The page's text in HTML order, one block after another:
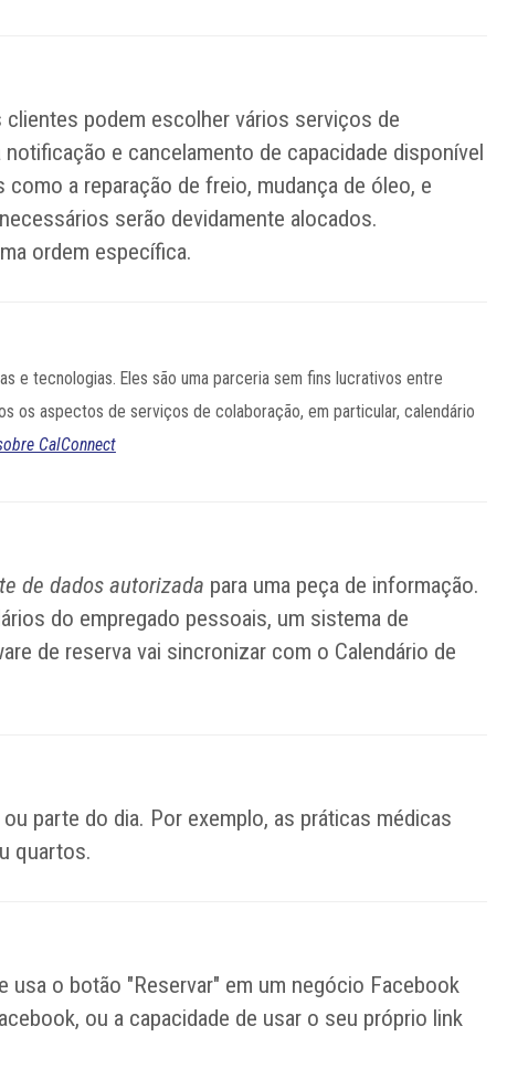
podem escolher vários serviços de
e cancelamento de capacidade disponível
a reparação de freio, mudança de óleo, e
serão devidamente alocados.
ordem específica.
e tecnologias. Eles são uma parceria sem fins lucrativos entre
os aspectos de serviços de colaboração, em particular, calendário
CalConnect
de dados autorizada para uma peça de informação.
do empregado pessoais, um sistema de
de reserva vai sincronizar com o Calendário de
parte do dia. Por exemplo, as práticas médicas
quartos.
o botão "Reservar" em um negócio Facebook
ou a capacidade de usar o seu próprio link